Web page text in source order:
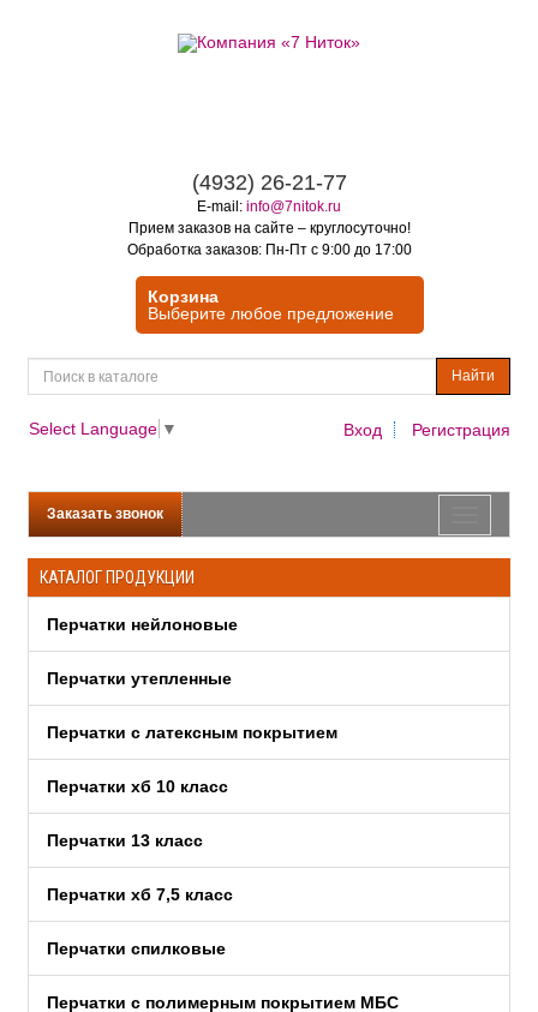
(4932) 26-21-77
E-mail: info@7nitok.ru
Прием заказов на сайте – круглосуточно!
Обработка заказов: Пн-Пт с 9:00 до 17:00
Корзина
Выберите любое предложение
Найти
Вход Регистрация
Select Language ▼
Заказать звонок
КАТАЛОГ ПРОДУКЦИИ
Перчатки нейлоновые
Перчатки утепленные
Перчатки c латексным покрытием
Перчатки хб 10 класс
Перчатки 13 класс
Перчатки хб 7,5 класс
Перчатки спилковые
Перчатки с полимерным покрытием МБС